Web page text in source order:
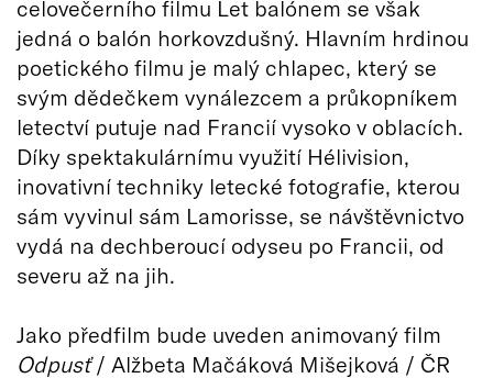
celovečerního filmu Let balónem se však
jedná o balón horkovzdušný. Hlavním hrdinou
poetického filmu je malý chlapec, který se
svým dědečkem vynálezcem a průkopníkem
letectví putuje nad Francií vysoko v oblacích.
Díky spektakulárnímu využití Hélivision,
inovativní techniky letecké fotografie, kterou
sám vyvinul sám Lamorisse, se návštěvnictvo
vydá na dechberoucí odyseu po Francii, od
severu až na jih.
Jako předfilm bude uveden animovaný film
Odpusť/ Alžbeta Mačáková Mišejková / ČR